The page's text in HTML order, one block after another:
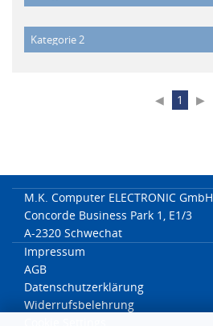
◀ 1 ▶
M.K. Computer ELECTRONIC GmbH
Concorde Business Park 1, E1/3
A-2320 Schwechat
Impressum
AGB
Datenschutzerklärung
Widerrufsbelehrung